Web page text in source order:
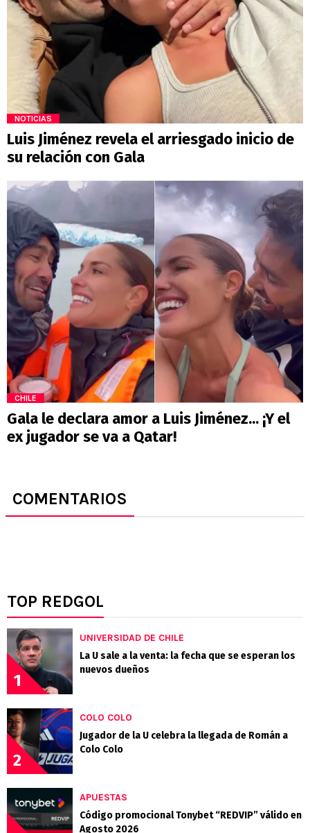
NOTICIAS
Luis Jiménez revela el arriesgado inicio de
su relación con Gala
CHILE
Gala le declara amor a Luis Jiménez... ¡Y el
ex jugador se va a Qatar!
COMENTARIOS
TOP REDGOL
1
UNIVERSIDAD DE CHILE
La U sale a la venta: la fecha que se esperan los
nuevos dueños
2
COLO COLO
Jugador de la U celebra la llegada de Román a
Colo Colo
APUESTAS
Código promocional Tonybet “REDVIP” válido en
Agosto 2026